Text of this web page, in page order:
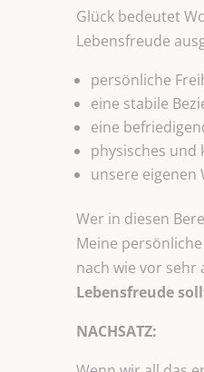
Glück bedeutet
Lebensfreude
persönliche
eine stabile
eine
physisches und
unsere eigenen
Wer in diesen
Meine
nach wie vor sehr
Lebensfreude
NACHSATZ: